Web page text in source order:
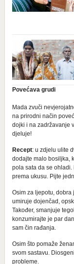
Povećava grudi
Mada zvuči
na prirodni način
dojki i na zadržavanje
djeluje!
Recept: u zdjelu ulite
dodajte malo bosiljka,
pola sata da se
prema ukusu. Pijte
Osim za ljepotu, dobra
umiruje dojenčad,
Također, smanjuje
konzumirajte je par
sam čin rađanja.
Osim što pomaže
svom sastavu.
probleme.